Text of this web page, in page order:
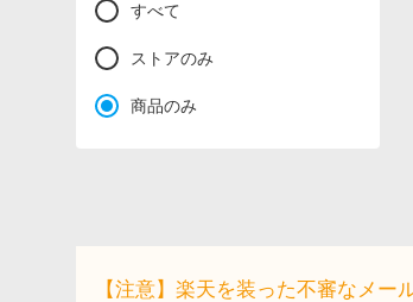
すべて
ストアのみ
商品のみ
【注意】楽天を装った不審なメー